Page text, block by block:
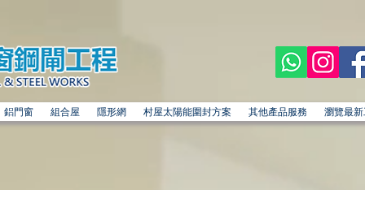
鋁門窗 組合屋 隱形網 村屋太陽能圍封方案 其他產品服務 瀏覽最